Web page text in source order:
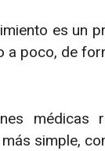
es un
a poco, de
médicas
simple,